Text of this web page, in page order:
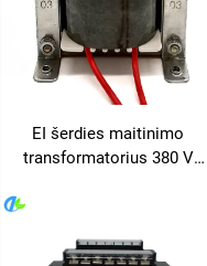
EI šerdies maitinimo
transformatorius 380 V
reguliavimas pramoninei
dažnis, 36 V išvestis